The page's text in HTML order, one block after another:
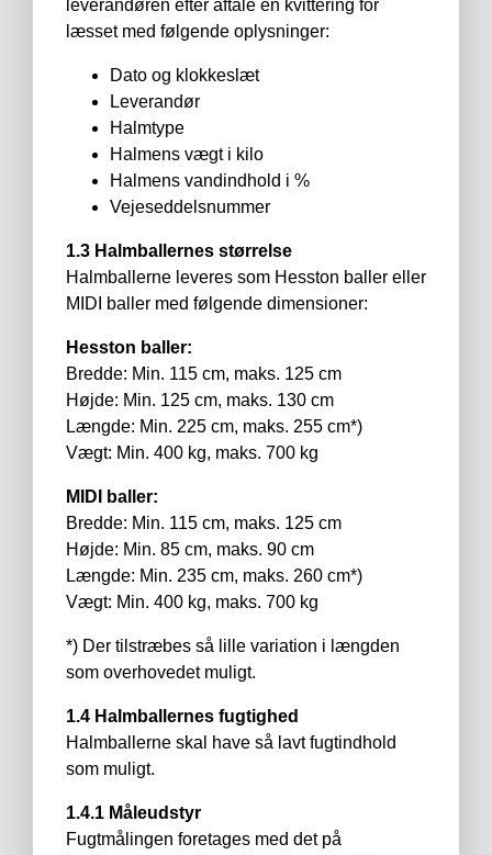
leverandøren efter aftale en kvittering for
læsset med følgende oplysninger:
Dato og klokkeslæt
Leverandør
Halmtype
Halmens vægt i kilo
Halmens vandindhold i %
Vejeseddelsnummer
1.3 Halmballernes størrelse
Halmballerne leveres som Hesston baller eller
MIDI baller med følgende dimensioner:
Hesston baller:
Bredde: Min. 115 cm, maks. 125 cm
Højde: Min. 125 cm, maks. 130 cm
Længde: Min. 225 cm, maks. 255 cm*)
Vægt: Min. 400 kg, maks. 700 kg
MIDI baller:
Bredde: Min. 115 cm, maks. 125 cm
Højde: Min. 85 cm, maks. 90 cm
Længde: Min. 235 cm, maks. 260 cm*)
Vægt: Min. 400 kg, maks. 700 kg
*) Der tilstræbes så lille variation i længden
som overhovedet muligt.
1.4 Halmballernes fugtighed
Halmballerne skal have så lavt fugtindhold
som muligt.
1.4.1 Måleudstyr
Fugtmålingen foretages med det på